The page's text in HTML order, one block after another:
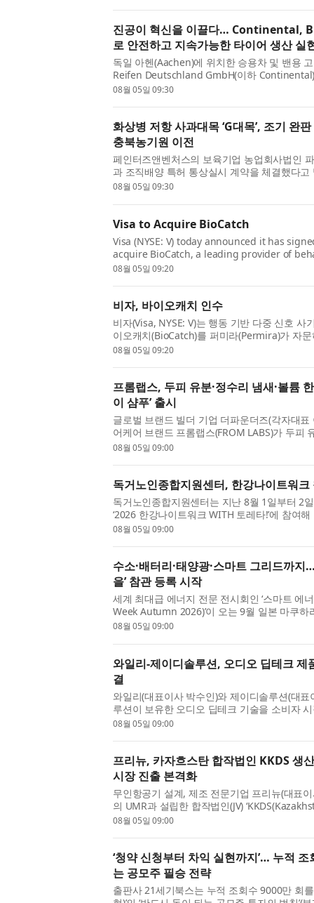
진공이 혁신을 이끌다… Continental,
로 안전하고 지속가능한 타이어 생산 실
독일 아헨(Aachen)에 위치한 승용차 및 밴용
Reifen Deutschland GmbH(이하
단기(Textile Cutting Machine)의 핸들링 작업
08월 05일 09:30
화상병 저항 사과대목 ‘G대목’, 조기 완
충북농기원 이전
페인터즈앤벤처스의 보육기업 농업회사법인
과 조직배양 특허 통상실시 계약을 체결했다고
사과대목 기내 대량증식 배양 방법’에 대한 조
08월 05일 09:30
Visa to Acquire BioCatch
Visa (NYSE: V) today announced it has
acquire BioCatch, a leading provider of
intelligence, from funds advised by
08월 05일 09:20
비자, 바이오캐치 인수
비자(Visa, NYSE: V)는 행동 기반 다중 신호
이오캐치(BioCatch)를 퍼미라(Permira)가 자
금 24억달러에 인수하기 위한 최종 계약을 체
08월 05일 09:20
프롬랩스, 두피 유분·정수리 냄새·볼륨
이 샴푸’ 출시
글로벌 브랜드 빌더 기업 더파운더즈(각자대
어케어 브랜드 프롬랩스(FROM LABS)가 두피
효과적으로 케어하는 신제품 ‘노세범 미스트
08월 05일 09:00
독거노인종합지원센터, 한강나이트워
독거노인종합지원센터는 지난 8월 1일부터 2
‘2026 한강나이트워크 WITH 토레타!’​에 참여
하는 시간을 가졌다. 이번 행사는 건강한 걷기
08월 05일 09:00
수소·배터리·태양광·스마트 그리드까
을’ 참관 등록 시작
세계 최대급 에너지 전문 전시회인 ‘스마트 에
Week Autumn 2026)’이 오는 9월 일본 마쿠
수소, 에너지저장장치(ESS), 태양광, 풍력, 스
08월 05일 09:00
와일리-제이디솔루션, 오디오 딥테크 제
결
와일리(대표이사 박수인)와 제이디솔루션(대
루션이 보유한 오디오 딥테크 기술을 소비자
케팅·유통 공동사업 계약을 체결했다고 5일 밝
08월 05일 09:00
프리뉴, 카자흐스탄 합작법인 KKDS 생
시장 진출 본격화
무인항공기 설계, 제조 전문기업 프리뉴(대표
의 UMR과 설립한 합작법인(JV)
공장을 정식 개소하고, 중앙아시아 드론 시장
08월 05일 09:00
‘청약 신청부터 차익 실현까지’… 누적
는 공모주 필승 전략
출판사 21세기북스는 누적 조회수 9000만 회